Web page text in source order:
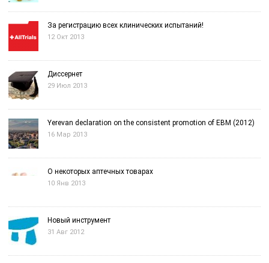
За регистрацию всех клинических испытаний!
12 Окт 2013
Диссернет
29 Июл 2013
Yerevan declaration on the consistent promotion of EBM (2012)
16 Мар 2013
О некоторых аптечных товарах
10 Янв 2013
Новый инструмент
31 Авг 2012